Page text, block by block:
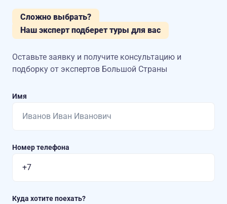
Сложно выбрать?
Наш эксперт подберет туры для вас
Оставьте заявку и получите консультацию и
подборку от экспертов Большой Страны
Имя
Номер телефона
Куда хотите поехать?